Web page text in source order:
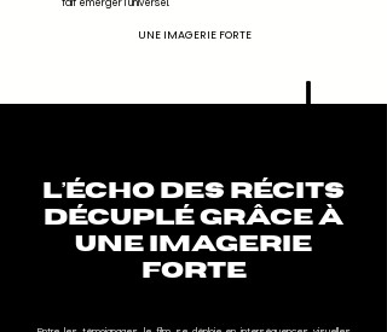
fait émerger l’universel.
UNE IMAGERIE FORTE
L’ÉCHO DES RÉCITS
DÉCUPLÉ GRÂCE À
UNE IMAGERIE
FORTE